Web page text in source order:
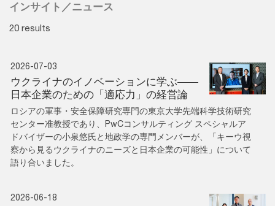
インサイト／ニュース
20 results
2026-07-03
ウクライナのイノベーションに学ぶ——
日本企業のための「適応力」の経営論
ロシアの軍事・安全保障研究専門の東京大学先端科学技術研究
センター准教授であり、PwCコンサルティング スペシャルア
ドバイザーの小泉悠氏と地政学の専門メンバーが、「キーウ視
察から見るウクライナのニーズと日本企業の可能性」について
語り合いました。
2026-06-18